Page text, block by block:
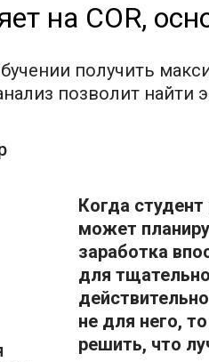
на COR,
получить
позволит найти
Когда
может
заработка
для
не для него,
решить, что